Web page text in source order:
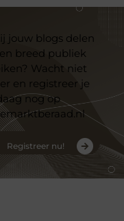
jouw blogs delen
breed publiek
Wacht niet
en registreer je
nog op
Registreer nu!